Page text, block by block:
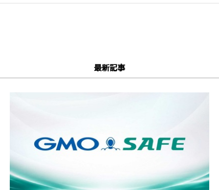
最新記事